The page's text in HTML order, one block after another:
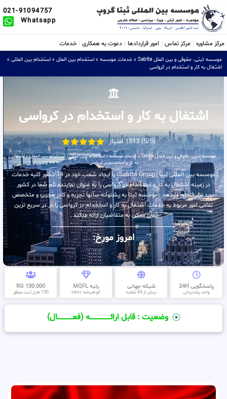
021-91094757
Whatsapp
مرکز مشاوره مرکز تماس امور قراردادها دعوت به همکاری خدمات
موسسه ثبتی، حقوقی و بین الملل Sabtta » خدمات موسسه » استخدام بین الملل » استخدام بین المللی »
اشتغال به کار و استخدام در کرواسی
اشتغال به کار و استخدام در کرواسی
(5/5) 1513 امتیاز
موسسه ثبتی، حقوقی و بین الملل Sabtta »خدمات موسسه»استخدام بین الملل»استخدام بین المللی»اشتغال
به کار و استخدام در کرواسی
موسسه بین المللی ثبتا (Sabtta Group) با ایجاد شعب خود در 34 کشور کلیه خدمات
در زمینه اشتغال به کار و استخدام در کرواسی را به عنوان نماینده تام شما در کشور
مورد نظر انجام میدهد . موسسه ثبتا به پشتوانه سالها تجربه و کادر مجرب و متخصص
تمامی امور مربوط به خدمات اشتغال به کار و استخدام در کرواسی را در در سریع ترین
زمان ممکن به متقاضیان ارائه میکند .
امروز مورخ:
پاسخگویی 24H
واحد پشتیبانی
شبکه جهانی
بیش از 34 شعبه
رتبه MQFL
گواهینامه cess
130.000 RG
130 هزار ثبت موفق
وضعیت : قابل ارائــــــــــــــــــــه (فعـــــــــــــــال)